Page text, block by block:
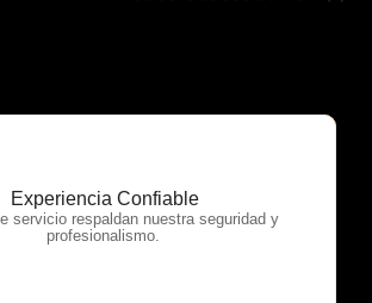
Experiencia Confiable
servicio respaldan nuestra seguridad y
profesionalismo.
OTP Servicios